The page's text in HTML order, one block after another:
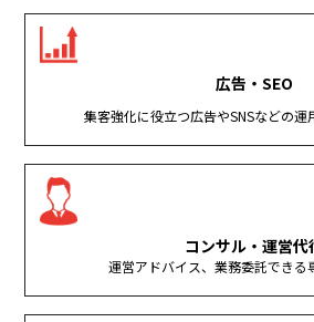
広告・SEO
集客強化に役立つ広告やSNSなどの運
コンサル・運営代
運営アドバイス、業務委託できる